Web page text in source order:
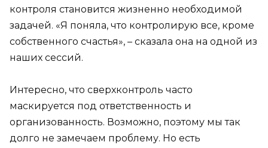
контроля становится жизненно необходимой
задачей. «Я поняла, что контролирую все, кроме
собственного счастья», – сказала она на одной из
наших сессий.
Интересно, что сверхконтроль часто
маскируется под ответственность и
организованность. Возможно, поэтому мы так
долго не замечаем проблему. Но есть